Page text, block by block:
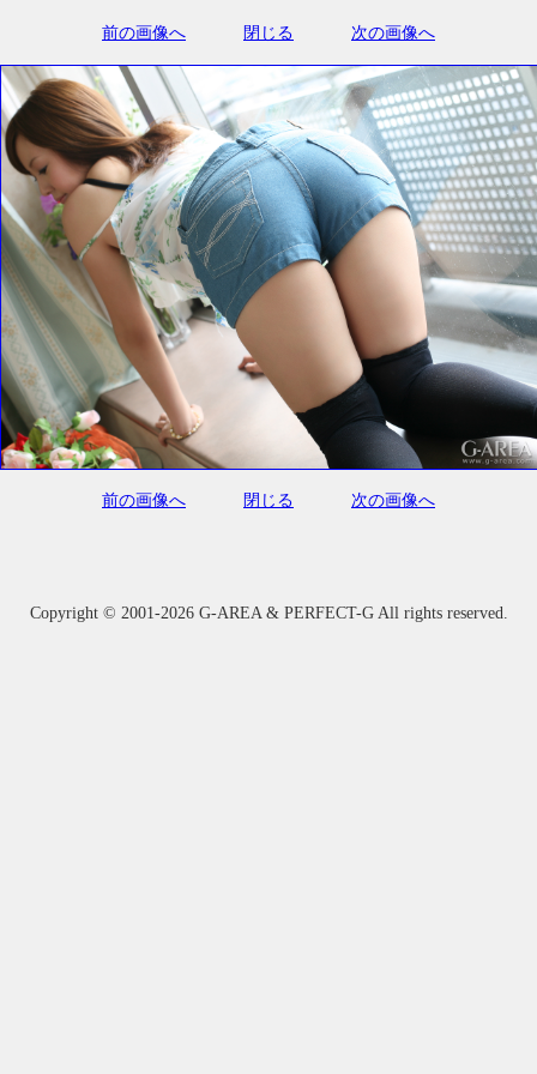
前の画像へ 閉じる 次の画像へ
前の画像へ 閉じる 次の画像へ
Copyright © 2001-2026 G-AREA & PERFECT-G All rights reserved.